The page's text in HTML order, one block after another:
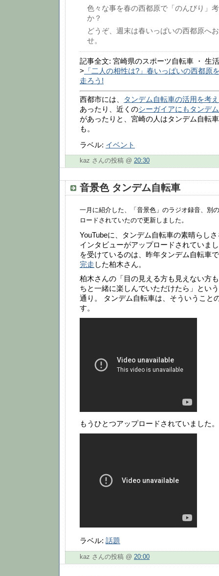
色々な事を春の西都原で「のんびり」
か？
どうぞ、週末は春いっぱいの西都原へ
せ。
記事全文: 宮崎県のスポーツ自転車 ・ 生
> 「二人の相性は?」春いっぱいの西都原
走ろう!
西都市には、
タンデム自転車の活用を考
あったり、近くのシーガイアにもタンデ
があったりと、宮崎の人はタンデム自転
も。
ラベル: イベント
kaz さんの投稿 @ 20:30
音景色 タンデム自転車
一月に紹介した、「音景色」のラジオ録音、別
ロードされていたので更新しました。
YouTubeに、タンデム自転車の素晴らし
インタビューがアップロードされていま
を受けているのは、昨年タンデム自転車で
完走 した柏木さん。
柏木さんの「目の見える方も見えない方
ちと一緒に楽しんでいただけたら」とい
通り。 タンデム自転車は、そういうこと
す。
もうひとつアップロードされていました。
ラベル: 話題
kaz さんの投稿 @ 20:00